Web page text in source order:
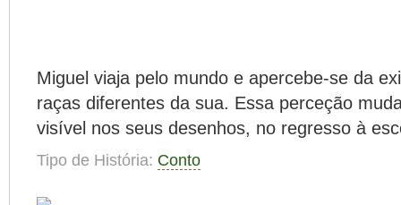
Miguel viaja pelo mundo e apercebe-se da
raças diferentes da sua. Essa perceção
visível nos seus desenhos, no regresso à
Tipo de História: Conto